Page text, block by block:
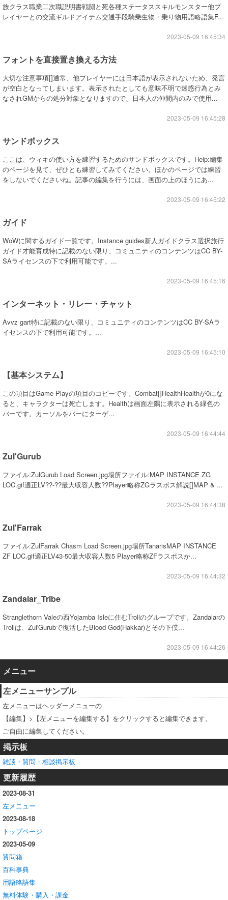
族クラス職業二次職説明書戦闘と死各種ステータススキルモンスター他プ
レイヤーとの交流ギルドアイテム交通手段騎乗生物・乗り物用語略語集F...
2023-05-09 16:45:34
フォントを直接置き換える方法
大切な注意事項[]通常、他プレイヤーには日本語が表示されないため、発言
が空白となってしまいます。表示されたとしても意味不明で迷惑行為とみ
なされGMからの処分対象となりますので、日本人の仲間内のみで使用...
2023-05-09 16:45:28
サンドボックス
ここは、ウィキの使い方を練習するためのサンドボックスです。Help:編集
のページを見て、ぜひとも練習してみてください。ほかのページでは練習
をしないでくださいね。記事の編集を行うには、画面の上のほうにあ...
2023-05-09 16:45:22
ガイド
WoWに関するガイド一覧です。Instance guides新人ガイドクラス選択旅行
ガイド才能育成特に記載のない限り、コミュニティのコンテンツはCC BY-
SAライセンスの下で利用可能です。...
2023-05-09 16:45:16
インターネット・リレー・チャット
Avvz gart特に記載のない限り、コミュニティのコンテンツはCC BY-SAラ
イセンスの下で利用可能です。...
2023-05-09 16:45:10
【基本システム】
この項目はGame Playの項目のコピーです。Combat[]HealthHealthが0にな
ると、キャラクターは死亡します。Healthは画面左隅に表示される緑色の
バーです。カーソルをバーにターゲ...
2023-05-09 16:44:44
Zul'Gurub
ファイル:ZulGurub Load Screen.jpg場所ファイル:MAP INSTANCE ZG
LOC.gif適正LV??-??最大収容人数??Player略称ZGラスボス解説[]MAP & ...
2023-05-09 16:44:38
Zul'Farrak
ファイル:ZulFarrak Chasm Load Screen.jpg場所TanarisMAP INSTANCE
ZF LOC.gif適正LV43-50最大収容人数5 Player略称ZFラスボスか...
2023-05-09 16:44:32
Zandalar_Tribe
Stranglethorn Valeの西Yojamba Isleに住むTrollのグループです。Zandalarの
Trollは、Zul'Gurubで復活したBlood God(Hakkar)とその下僕...
2023-05-09 16:44:26
メニュー
左メニューサンプル
左メニューはヘッダーメニューの
【編集】>【左メニューを編集する】をクリックすると編集できます。
ご自由に編集してください。
掲示板
雑談・質問・相談掲示板
更新履歴
2023-08-31
左メニュー
2023-08-18
トップページ
2023-05-09
質問箱
百科事典
用語略語集
無料体験・購入・課金